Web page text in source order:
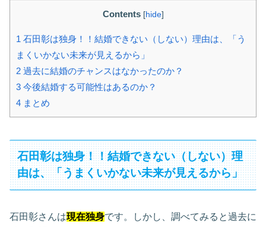
Contents [hide]
1 石田彰は独身！！結婚できない（しない）理由は、「う
まくいかない未来が見えるから」
2 過去に結婚のチャンスはなかったのか？
3 今後結婚する可能性はあるのか？
4 まとめ
石田彰は独身！！結婚できない（しない）理
由は、「うまくいかない未来が見えるから」
石田彰さんは現在独身です。しかし、調べてみると過去に